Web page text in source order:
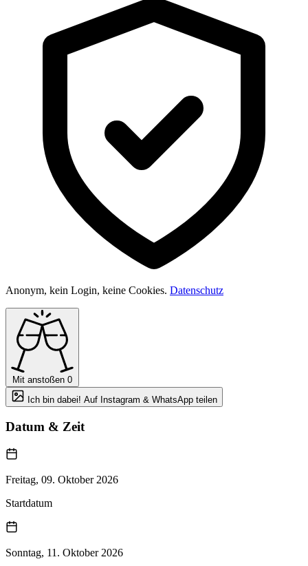
Anonym, kein Login, keine Cookies. Datenschutz
Mit anstoßen 0
Ich bin dabei! Auf Instagram & WhatsApp teilen
Datum & Zeit
Freitag, 09. Oktober 2026
Startdatum
Sonntag, 11. Oktober 2026